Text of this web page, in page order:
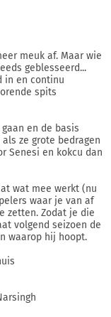
meuk af. Maar wie
geblesseerd...
in en continu
spits
en de basis
ze grote bedragen
Senesi en kokcu dan
wat mee werkt (nu
waar je van af
zetten. Zodat je die
volgend seizoen de
waarop hij hoopt.